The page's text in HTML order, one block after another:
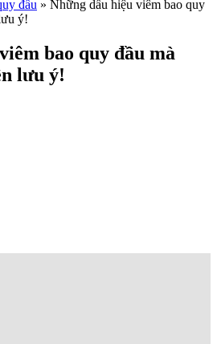
đầu » Những dấu hiệu viêm bao quy
ý!
bao quy đầu mà
lưu ý!